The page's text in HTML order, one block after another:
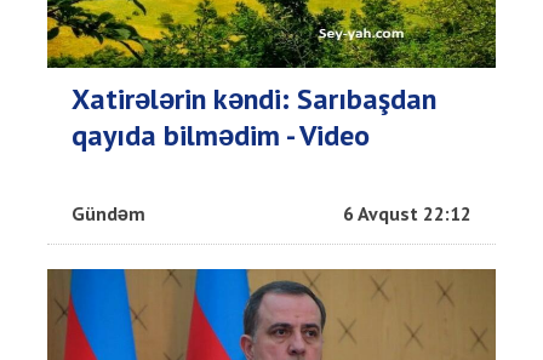
Xatirələrin kəndi: Sarıbaşdan
qayıda bilmədim - Video
Gündəm 6 Avqust 22:12